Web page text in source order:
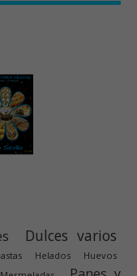
Dulces varios
Helados Huevos